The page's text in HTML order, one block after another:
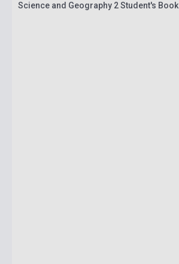
Science and Geography 2 Student's Book